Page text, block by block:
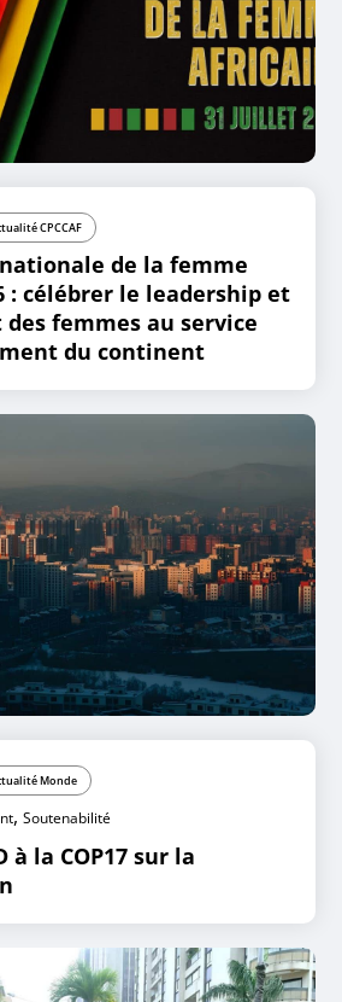
CPCCAF
de la femme
: célébrer le leadership et
des femmes au service
du continent
Monde
,Soutenabilité
à la COP17 sur la